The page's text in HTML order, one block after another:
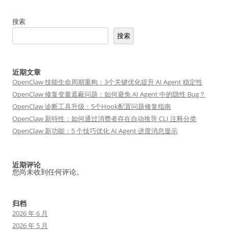
搜索
搜索
近期文章
OpenClaw 技能生命周期重构：3个关键优化提升 AI Agent 稳定性
OpenClaw 修复变量遮蔽问题：如何避免 AI Agent 中的隐性 Bug？
OpenClaw 诊断工具升级：5个Hook配置问题修复指南
OpenClaw 新特性：如何通过消费者存在自动推导 CLI 注释分类
OpenClaw 新功能：5 个技巧优化 AI Agent 进度消息显示
近期评论
您尚未收到任何评论。
归档
2026 年 6 月
2026 年 5 月